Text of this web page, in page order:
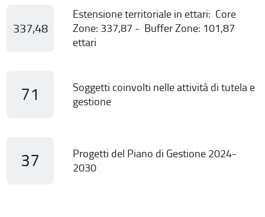
337,48
Estensione territoriale in ettari: Core
Zone: 337,87 - Buffer Zone: 101,87
ettari
71
Soggetti coinvolti nelle attività di tutela e
gestione
37
Progetti del Piano di Gestione 2024-
2030